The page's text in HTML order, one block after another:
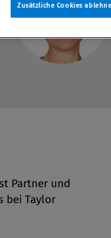
Partner und
bei Taylor
Zusätzliche Cookies